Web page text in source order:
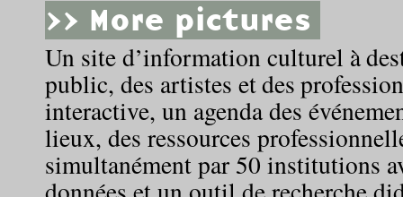
>> More pictures
Un site d’information culturel à
public, des artistes et des
interactive, un agenda des
lieux, des ressources
simultanément par 50 institutions